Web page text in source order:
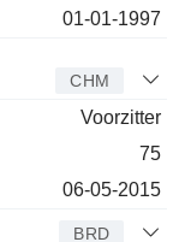
01-01-1997
CHM
Voorzitter
75
06-05-2015
BRD